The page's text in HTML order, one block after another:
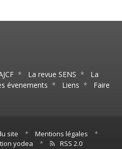
* La revue SENS * La
évenements * Liens * Faire
site * Mentions légales
*
yodea
* RSS 2.0